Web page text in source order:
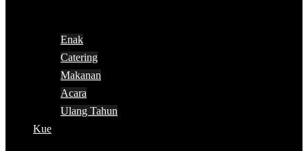
Enak
Catering
Makanan
Acara
Ulang Tahun
Kue